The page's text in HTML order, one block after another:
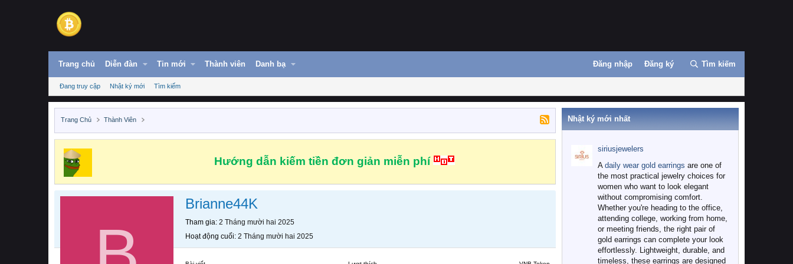
Trang chủ Diễn đàn Tin mới Thành viên Danh bạ Đăng nhập Đăng ký Tìm kiếm
Đang truy cập Nhật ký mới Tìm kiếm
Trang Chủ Thành Viên
Hướng dẫn kiếm tiền đơn giản miễn phí
Brianne44K
Tham gia 2 Tháng mười hai 2025
Hoạt động cuối 2 Tháng mười hai 2025
Nhật ký mới nhất
siriusjewelers
A daily wear gold earrings are one of
the most practical jewelry choices for
women who want to look elegant
without compromising comfort.
Whether you're heading to the office,
attending college, working from home,
or meeting friends, the right pair of
gold earrings can complete your look
effortlessly. Lightweight, durable, and
timeless, these earrings are designed